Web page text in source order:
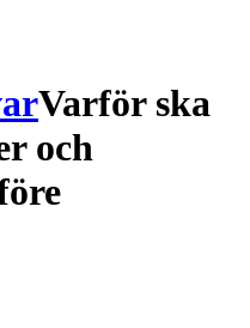
Varför ska
och